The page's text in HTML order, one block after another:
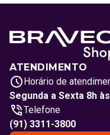
ATENDIMENTO
Horário de
Segunda a Sexta 8h
Telefone
(91) 3311-3800